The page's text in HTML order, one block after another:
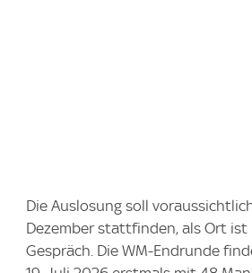
Die Auslosung soll
Dezember stattfinden, als Ort ist
Gespräch. Die WM-Endrunde